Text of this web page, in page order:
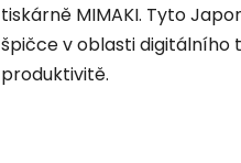
tiskárně MIMAKI. Tyto
špičce v oblasti digitálního
produktivitě.